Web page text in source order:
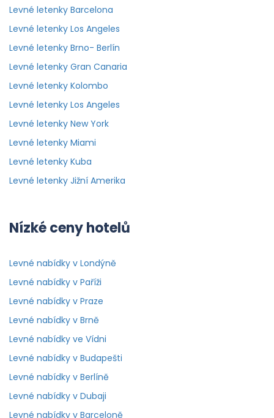
Levné letenky Barcelona
Levné letenky Los Angeles
Levné letenky Brno- Berlín
Levné letenky Gran Canaria
Levné letenky Kolombo
Levné letenky Los Angeles
Levné letenky New York
Levné letenky Miami
Levné letenky Kuba
Levné letenky Jižní Amerika
Nízké ceny hotelů
Levné nabídky v Londýně
Levné nabídky v Paříži
Levné nabídky v Praze
Levné nabídky v Brně
Levné nabídky ve Vídni
Levné nabídky v Budapešti
Levné nabídky v Berlíně
Levné nabídky v Dubaji
Levné nabídky v Barceloně